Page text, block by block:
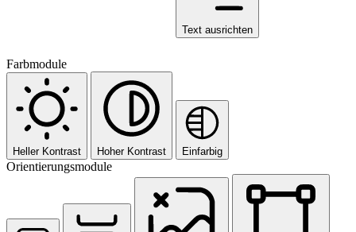
Text ausrichten
Farbmodule
Heller Kontrast Hoher Kontrast Einfarbig
Orientierungsmodule